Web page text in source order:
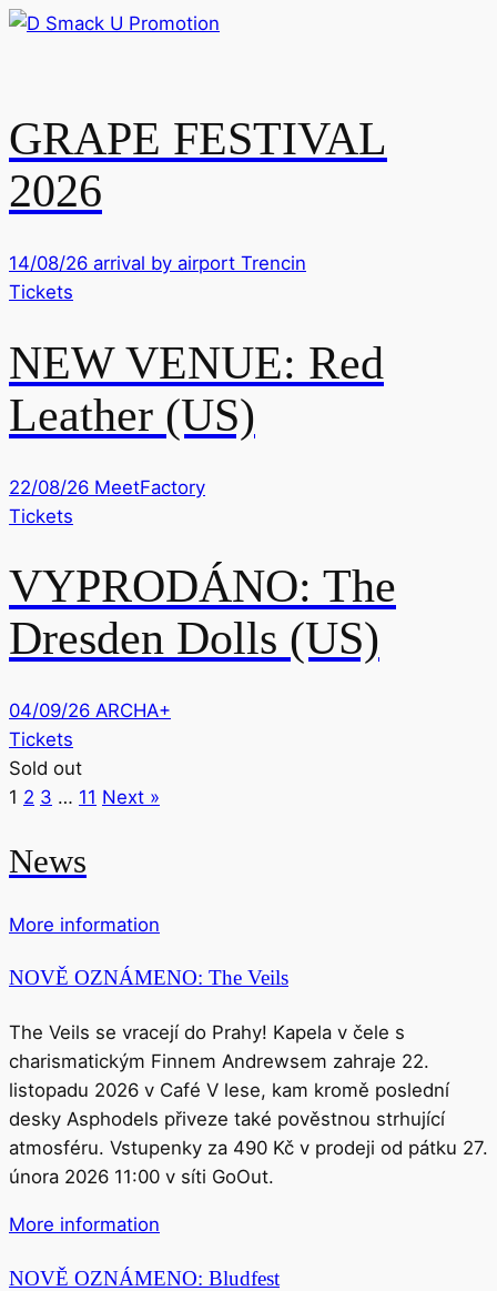
GRAPE FESTIVAL
2026
14/08/26 arrival by airport Trencin
Tickets
NEW VENUE: Red
Leather (US)
22/08/26 MeetFactory
Tickets
VYPRODÁNO: The
Dresden Dolls (US)
04/09/26 ARCHA+
Tickets
Sold out
1 2 3 … 11 Next »
News
More information
NOVĚ OZNÁMENO: The Veils
The Veils se vracejí do Prahy! Kapela v čele s
charismatickým Finnem Andrewsem zahraje 22.
listopadu 2026 v Café V lese, kam kromě poslední
desky Asphodels přiveze také pověstnou strhující
atmosféru. Vstupenky za 490 Kč v prodeji od pátku 27.
února 2026 11:00 v síti GoOut.
More information
NOVĚ OZNÁMENO: Bludfest